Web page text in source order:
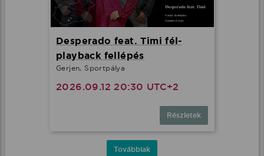
Desperado feat. Timi fél-
playback fellépés
Gerjen, Sportpálya
2026.09.12 20:30 UTC+2
Részletek
Továbbiak